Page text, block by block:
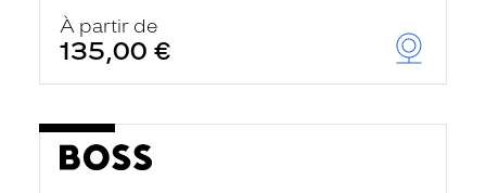
À partir de
135,00 €